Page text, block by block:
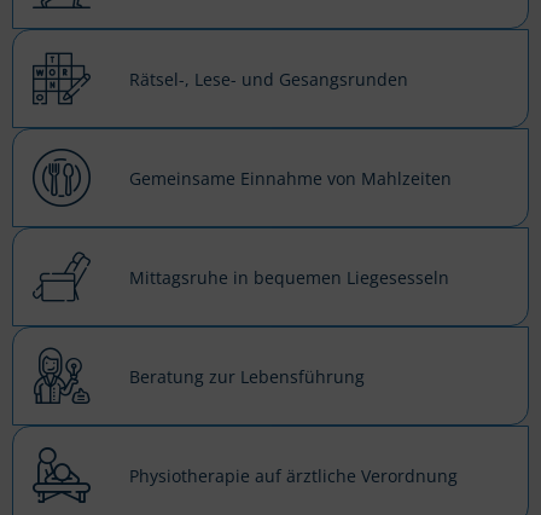
Rätsel-, Lese- und Gesangsrunden
Gemeinsame Einnahme von Mahlzeiten
Mittagsruhe in bequemen Liegesesseln
Beratung zur Lebensführung
Physiotherapie auf ärztliche Verordnung